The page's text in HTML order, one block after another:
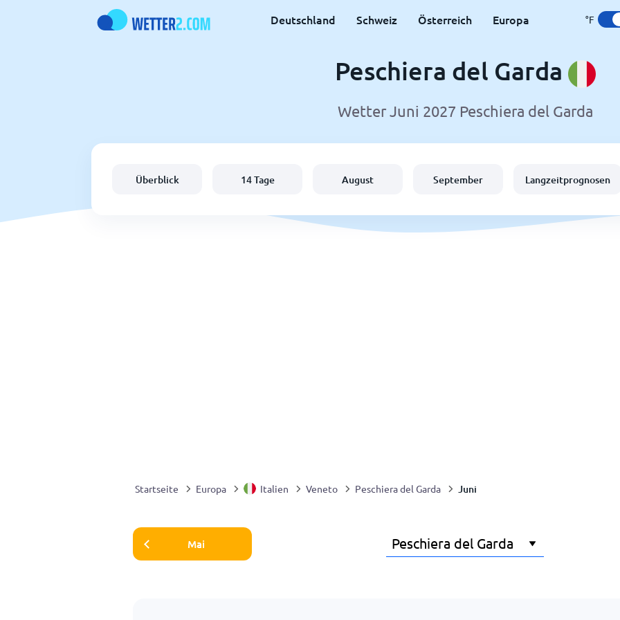
Deutschland Schweiz Österreich Europa °F
Peschiera del Garda
Wetter Juni 2027 Peschiera del Garda
Überblick 14 Tage August September Langzeitprognosen
Startseite Europa Italien Veneto Peschiera del Garda Juni
Mai